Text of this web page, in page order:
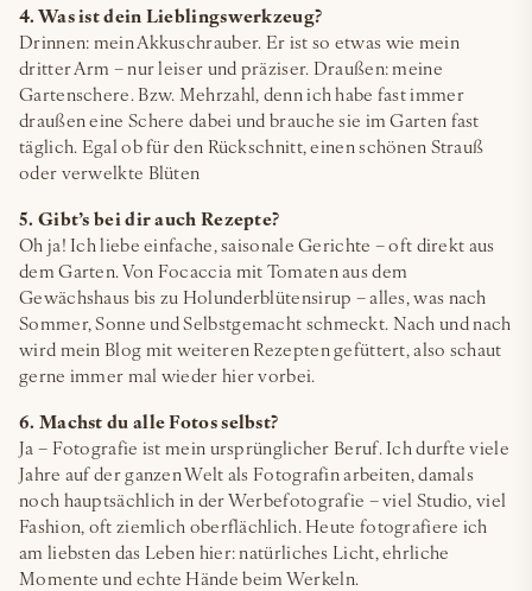
4. Was ist dein Lieblingswerkzeug?
Drinnen: mein Akkuschrauber. Er ist so etwas wie mein
dritter Arm – nur leiser und präziser. Draußen: meine
Gartenschere. Bzw. Mehrzahl, denn ich habe fast immer
draußen eine Schere dabei und brauche sie im Garten fast
täglich. Egal ob für den Rückschnitt, einen schönen Strauß
oder verwelkte Blüten
5. Gibt’s bei dir auch Rezepte?
Oh ja! Ich liebe einfache, saisonale Gerichte – oft direkt aus
dem Garten. Von Focaccia mit Tomaten aus dem
Gewächshaus bis zu Holunderblütensirup – alles, was nach
Sommer, Sonne und Selbstgemacht schmeckt. Nach und nach
wird mein Blog mit weiteren Rezepten gefüttert, also schaut
gerne immer mal wieder hier vorbei.
6. Machst du alle Fotos selbst?
Ja – Fotografie ist mein ursprünglicher Beruf. Ich durfte viele
Jahre auf der ganzen Welt als Fotografin arbeiten, damals
noch hauptsächlich in der Werbefotografie – viel Studio, viel
Fashion, oft ziemlich oberflächlich. Heute fotografiere ich
am liebsten das Leben hier: natürliches Licht, ehrliche
Momente und echte Hände beim Werkeln.